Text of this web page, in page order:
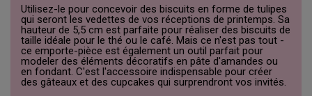
Utilisez-le pour concevoir des biscuits en forme de tulipes
qui seront les vedettes de vos réceptions de printemps. Sa
hauteur de 5,5 cm est parfaite pour réaliser des biscuits de
taille idéale pour le thé ou le café. Mais ce n'est pas tout -
ce emporte-pièce est également un outil parfait pour
modeler des éléments décoratifs en pâte d'amandes ou
en fondant. C'est l'accessoire indispensable pour créer
des gâteaux et des cupcakes qui surprendront vos invités.